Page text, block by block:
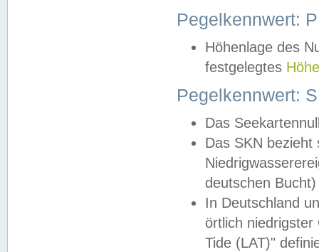
Pegelkennwert:
Höhenlage des
festgelegtes
Pegelkennwert:
Das
Das SKN
deutschen
In Deutschland
örtlich
Tide (LAT)"